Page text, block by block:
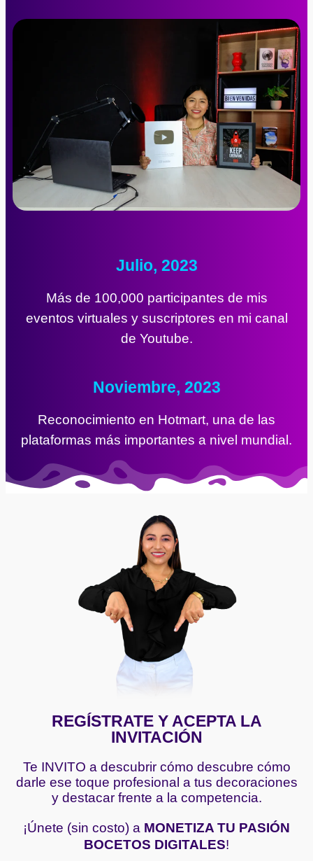
Julio, 2023
Más de 100,000 participantes de mis
eventos virtuales y suscriptores en mi canal
de Youtube.
Noviembre, 2023
Reconocimiento en Hotmart, una de las
plataformas más importantes a nivel mundial.
REGÍSTRATE Y ACEPTA LA
INVITACIÓN
Te INVITO a descubrir cómo descubre cómo
darle ese toque profesional a tus decoraciones
y destacar frente a la competencia.
¡Únete (sin costo) a MONETIZA TU PASIÓN
BOCETOS DIGITALES!